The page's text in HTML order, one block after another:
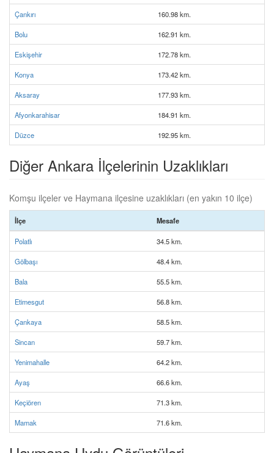
Çankırı 160.98 km.
Bolu 162.91 km.
Eskişehir 172.78 km.
Konya 173.42 km.
Aksaray 177.93 km.
Afyonkarahisar 184.91 km.
Düzce 192.95 km.
Diğer Ankara İlçelerinin Uzaklıkları
Komşu ilçeler ve Haymana ilçesine uzaklıkları (en yakın 10 ilçe)
İlçe Mesafe
Polatlı 34.5 km.
Gölbaşı 48.4 km.
Bala 55.5 km.
Etimesgut 56.8 km.
Çankaya 58.5 km.
Sincan 59.7 km.
Yenimahalle 64.2 km.
Ayaş 66.6 km.
Keçiören 71.3 km.
Mamak 71.6 km.